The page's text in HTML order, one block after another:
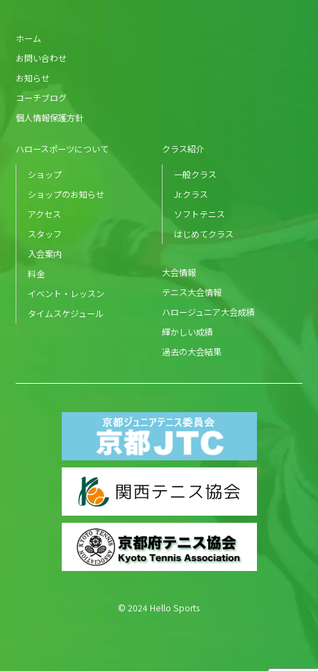
ホーム
お問い合わせ
お知らせ
コーチブログ
個人情報保護方針
ハロースポーツについて
ショップ
ショップのお知らせ
アクセス
スタッフ
入会案内
料金
イベント・レッスン
タイムスケジュール
クラス紹介
一般クラス
Jr.クラス
ソフトテニス
はじめてクラス
大会情報
テニス大会情報
ハロージュニア大会成績
輝かしい成績
過去の大会結果
© 2024 Hello Sports